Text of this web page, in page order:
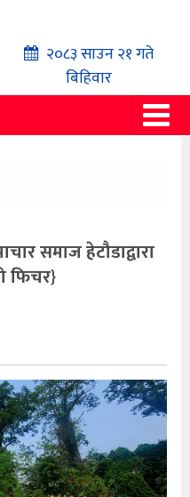
२०८३ साउन २१ गते
बिहिवार
समाज हेटौडाद्वारा
फिचर}